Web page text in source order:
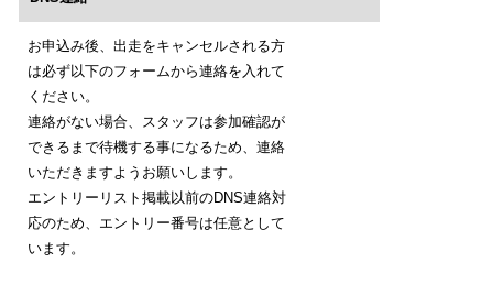
お申込み後、出走をキャンセルされる方
は必ず以下のフォームから連絡を入れて
ください。
連絡がない場合、スタッフは参加確認が
できるまで待機する事になるため、連絡
いただきますようお願いします。
エントリーリスト掲載以前のDNS連絡対
応のため、エントリー番号は任意として
います。